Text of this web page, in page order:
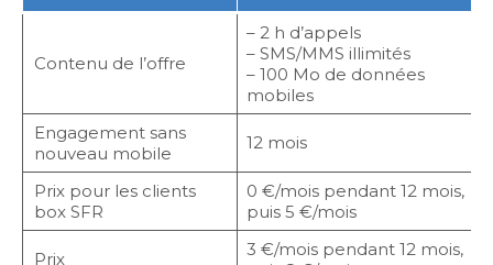
Contenu de l’offre
– 2 h d’appels
– SMS/MMS illimités
– 100 Mo de données
mobiles
Engagement sans
nouveau mobile
12 mois
Prix pour les clients
box SFR
0 €/mois pendant 12 mois,
puis 5 €/mois
Prix
3 €/mois pendant 12 mois,